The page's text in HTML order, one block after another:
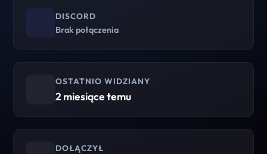
DISCORD
Brak połączenia
OSTATNIO WIDZIANY
2 miesiące temu
DOŁĄCZYŁ